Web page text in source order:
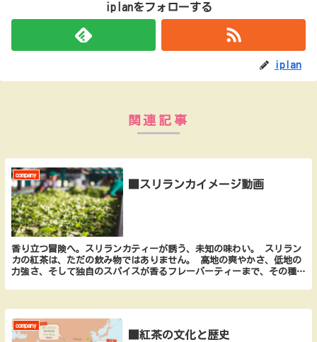
iplanをフォローする
iplan
関連記事
company
■スリランカイメージ動画
香り立つ冒険へ。スリランカティーが誘う、未知の味わい。 スリラン
カの紅茶は、ただの飲み物ではありません。 高地の爽やかさ、低地の
力強さ、そして独自のスパイスが香るフレーバーティーまで、その種類
company
■紅茶の文化と歴史